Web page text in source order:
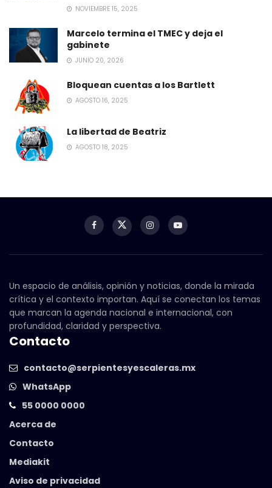
NOVIEMBRE 15, 2025
Marcelo termina el TMEC y deja el
gabinete
JUNIO 20, 2026
Bloquean cuentas a los Bartlett
AGOSTO 16, 2025
La libertad de Beatriz
AGOSTO 18, 2025
Un espacio de análisis, opinión y noticias, donde la mirada
crítica y el contexto importan. Aquí se conectan los temas
que marcan la agenda nacional e internacional, con
profundidad, claridad y perspectiva.
Contacto
contacto@serpientesyescaleras.mx
WhatsApp
55 0000 0000
Acerca de
Contacto
Mediakit
Aviso de privacidad